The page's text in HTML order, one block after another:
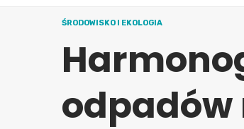
ŚRODOWISKO I EKOLOGIA
odpadów